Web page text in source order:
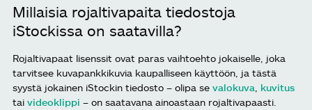
Millaisia rojaltivapaita tiedostoja
iStockissa on saatavilla?
Rojaltivapaat lisenssit ovat paras vaihtoehto jokaiselle, joka
tarvitsee kuvapankkikuvia kaupalliseen käyttöön, ja tästä
syystä jokainen iStockin tiedosto – olipa se valokuva kuvitus
tai videoklippi – on saatavana ainoastaan rojaltivapaasti.